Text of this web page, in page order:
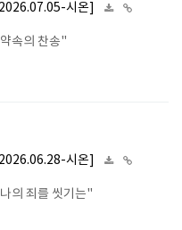
[2026.07.05-시온]
속의 찬송"
[2026.06.28-시온]
의 죄를 씻기는"